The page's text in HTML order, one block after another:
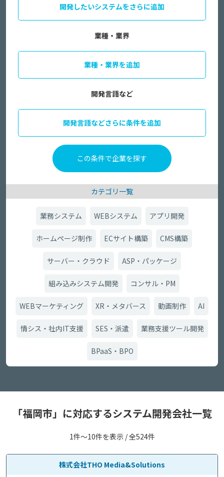
開発したいシステムをさらに追加
業種・業界
業種・業界を追加
開発言語など
開発言語などさらに条件を追加
カテゴリ一覧
業務システム WEBシステム アプリ開発
ホームページ制作 ECサイト構築 CMS構築
サーバー・クラウド ASP・パッケージ
組み込みシステム開発 コンサル・PM
WEBマーケティング XR・メタバース 動画制作 AI
情シス・社内IT支援 SES・派遣 業務支援ツール開発
BPaaS・BPO
「福岡市」に対応するシステム開発会社一覧
1件〜10件を表示 / 全524件
株式会社THO Media&Solutions